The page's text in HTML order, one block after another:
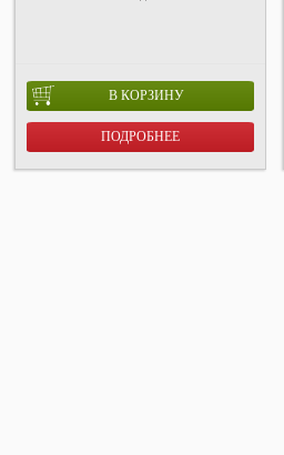
В КОРЗИНУ
ПОДРОБНЕЕ